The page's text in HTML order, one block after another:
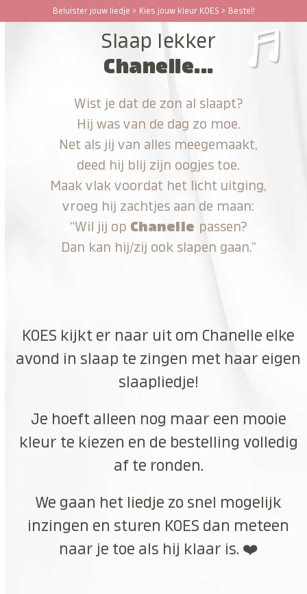
Beluister jouw liedje > Kies jouw kleur KOES > Bestel!
Open
Close
Slaap lekker
Chanelle...
Wist je dat de zon al slaapt?
Hij was van de dag zo moe.
Net als jij van alles meegemaakt,
deed hij blij zijn oogjes toe.
Maak vlak voordat het licht uitging,
vroeg hij zachtjes aan de maan:
“Wil jij op Chanelle passen?
Dan kan hij/zij ook slapen gaan.”
KOES kijkt er naar uit om Chanelle elke
avond in slaap te zingen met haar eigen
slaapliedje!
Je hoeft alleen nog maar een mooie
kleur te kiezen en de bestelling volledig
af te ronden.
We gaan het liedje zo snel mogelijk
inzingen en sturen KOES dan meteen
naar je toe als hij klaar is. ❤️